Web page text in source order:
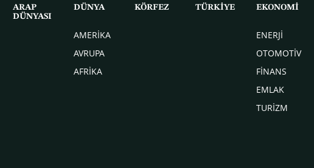
ARAP
DÜNYASI
DÜNYA
AMERİKA
AVRUPA
AFRİKA
KÖRFEZ TÜRKİYE EKONOMİ
ENERJİ
OTOMOTİV
FİNANS
EMLAK
TURİZM